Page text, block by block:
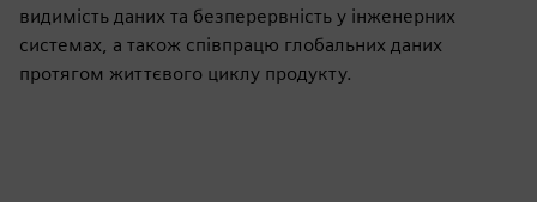
видимість даних та безперервність у інженерних
системах, а також співпрацю глобальних даних
протягом життєвого циклу продукту.